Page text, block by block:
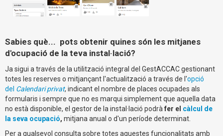
Sabies què... pots obtenir quines són les mitjanes
d'ocupació de la teva instal·lació?
Ja sigui a través de la utilització integral del GestACCAC gestionant
totes les reserves o mitjançant l'actualització a través de l'opció
del Calendari privat, indicant el nombre de places ocupades als
formularis i sempre que no es marqui simplement que aquella data
no està disponible, el gestor de la instal·lació podrà fer el càlcul de
la seva ocupació, mitjana anual o d'un període determinat.
Per a qualsevol consulta sobre totes aquestes funcionalitats amb